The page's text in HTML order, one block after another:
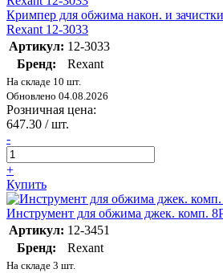
Кримпер для обжима након. и
Rexant 12-3033
Артикул: 12-3033
Бренд:
Rexant
На складе 10 шт.
Обновлено 04.08.2026
Розничная цена:
647.30 / шт.
-
+
Купить
Инструмент для обжима джек. комп.
Артикул: 12-3451
Бренд:
Rexant
На складе 3 шт.